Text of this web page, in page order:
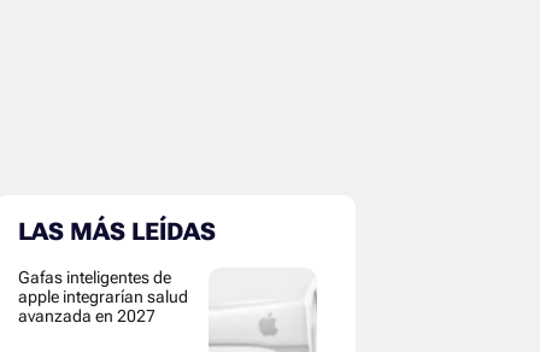
LAS MÁS LEÍDAS
Gafas inteligentes de
apple integrarían salud
avanzada en 2027